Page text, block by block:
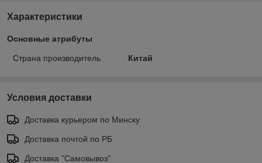
Характеристики
Основные атрибуты
Страна производитель Китай
Условия доставки
Доставка курьером по Минску
Доставка почтой по РБ
Доставка "Самовывоз"